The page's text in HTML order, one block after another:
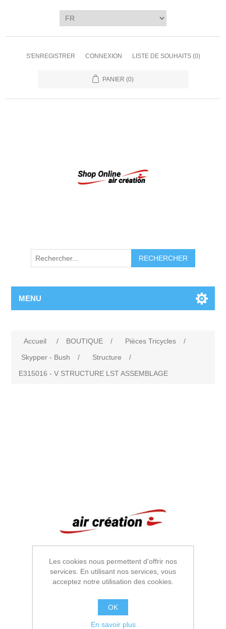
S'ENREGISTRER CONNEXION LISTE DE SOUHAITS (0)
PANIER (0)
RECHERCHER
MENU
Accueil / BOUTIQUE / Pièces Tricycles
/
Skypper - Bush
/ Structure
/
E315016 - V STRUCTURE LST ASSEMBLAGE
Les cookies nous permettent d'offrir nos
services. En utilisant nos services, vous
acceptez notre utilisation des cookies.
OK
En savoir plus